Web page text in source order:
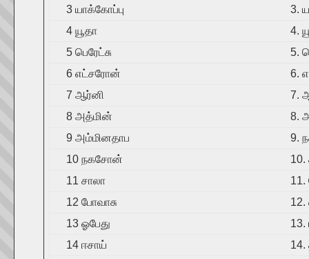
3 யாக்கோப்பு
3.
4 யூதா
4.
5 பெரேட்சு
5.
6 எட்சரோன்
6.
7 ஆர்னி
7.
8 அத்மின்
8.
9 அம்மினதாப
9.
10 நகசோன்
11 சாலா
11.
12 போவாசு
12.
13 ஓபேது
13.
14 ஈசாய்
14.